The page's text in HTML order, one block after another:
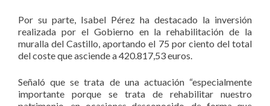
Por su parte, Isabel Pérez ha destacado la inversión
realizada por el Gobierno en la rehabilitación de la
muralla del Castillo, aportando el 75 por ciento del total
del coste que asciende a 420.817,53 euros.
Señaló que se trata de una actuación “especialmente
importante porque se trata de rehabilitar nuestro